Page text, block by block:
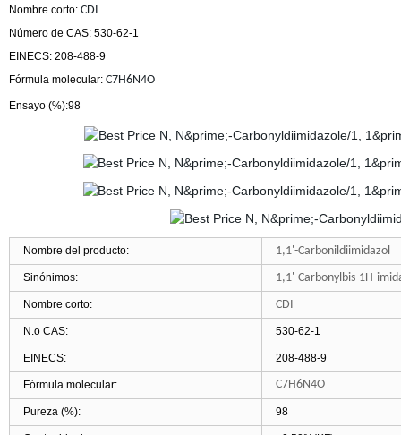
Nombre corto:CDI
Número de CAS:530-62-1
EINECS:208-488-9
Fórmula molecular:C7H6N4O
Ensayo (%):98
Nombre del producto: 1,1'-Carbonildiimidazol
Sinónimos: 1,1'-Carbonylbis-1H-
Nombre corto: CDI
N.o CAS: 530-62-1
EINECS: 208-488-9
Fórmula molecular: C7H6N4O
Pureza (%): 98